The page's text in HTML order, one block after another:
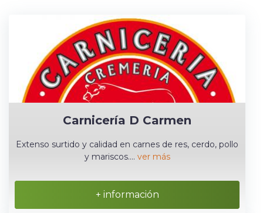
Carnicería D Carmen
Extenso surtido y calidad en carnes de res, cerdo, pollo
y mariscos.... ver más
+ información